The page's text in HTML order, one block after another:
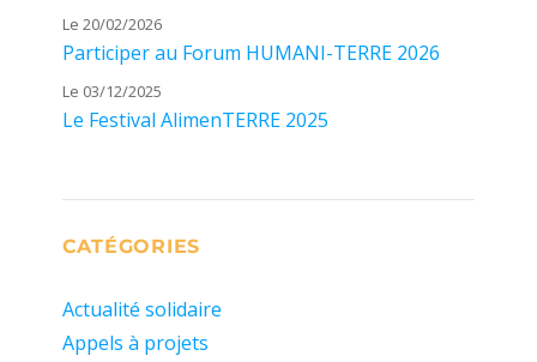
Le 20/02/2026
Participer au Forum HUMANI-TERRE 2026
Le 03/12/2025
Le Festival AlimenTERRE 2025
CATÉGORIES
Actualité solidaire
Appels à projets